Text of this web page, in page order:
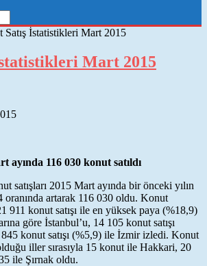
Satış İstatistikleri Mart 2015
Mart 2015
ayında 116 030 konut satıldı
satışları 2015 Mart ayında bir önceki yılın
oranında artarak 116 030 oldu. Konut
911 konut satışı ile en yüksek paya (%18,9)
göre İstanbul’u, 14 105 konut satışı
konut satışı (%5,9) ile İzmir izledi. Konut
olduğu iller sırasıyla 15 konut ile Hakkari, 20
ile Şırnak oldu.